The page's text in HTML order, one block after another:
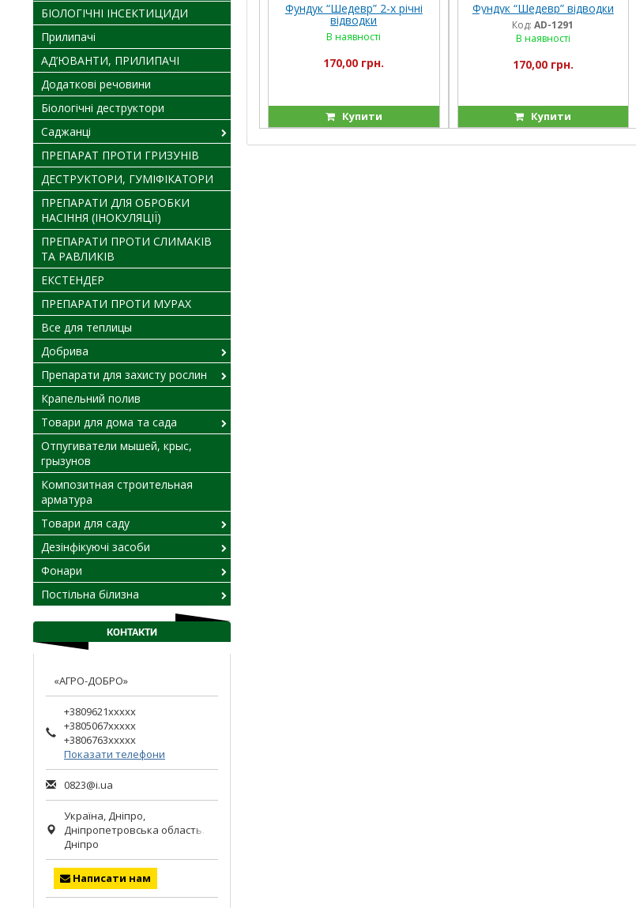
Фундук “Шедевр” 2-х річні
відводки
В наявності
170,00 грн.
Купити
Фундук “Шедевр” відводки
Код: AD-1291
В наявності
170,00 грн.
Купити
БІОЛОГІЧНІ ІНСЕКТИЦИДИ
Прилипачі
АД’ЮВАНТИ, ПРИЛИПАЧІ
Додаткові речовини
Біологічні деструктори
Саджанці
ПРЕПАРАТ ПРОТИ ГРИЗУНІВ
ДЕСТРУКТОРИ, ГУМІФІКАТОРИ
ПРЕПАРАТИ ДЛЯ ОБРОБКИ
НАСІННЯ (ІНОКУЛЯЦІЇ)
ПРЕПАРАТИ ПРОТИ СЛИМАКІВ
ТА РАВЛИКІВ
ЕКСТЕНДЕР
ПРЕПАРАТИ ПРОТИ МУРАХ
Все для теплицы
Добрива
Препарати для захисту рослин
Крапельний полив
Товари для дома та сада
Отпугиватели мышей, крыс,
грызунов
Композитная строительная
арматура
Товари для саду
Дезінфікуючі засоби
Фонари
Постільна білизна
КОНТАКТИ
«АГРО-ДОБРО»
+3809621xxxxx
+3805067xxxxx
+3806763xxxxx
Показати телефони
0823@i.ua
Україна,Дніпро,
Дніпропетровська область.
Дніпро
Написати нам